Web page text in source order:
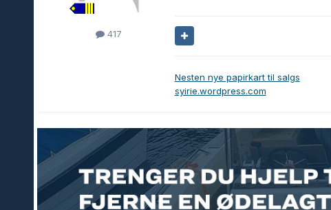
417
Nesten nye papirkart til salgs
syirie.wordpress.com